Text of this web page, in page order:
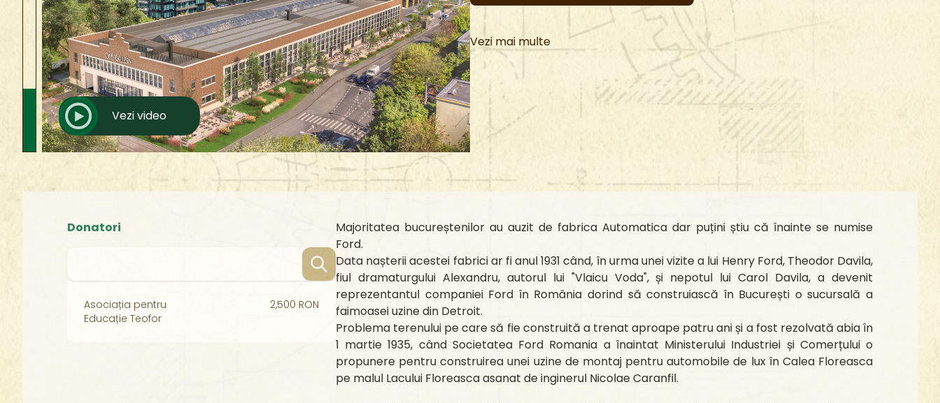
Vezi video
Vezi mai multe
Donatori
Asociația pentru
Educație Teofor
2,500 RON
Majoritatea bucureștenilor au auzit de fabrica Automatica dar puțini știu că înainte se numise
Ford.
Data nașterii acestei fabrici ar fi anul 1931 când, în urma unei vizite a lui Henry Ford, Theodor Davila,
fiul dramaturgului Alexandru, autorul lui "Vlaicu Voda", și nepotul lui Carol Davila, a devenit
reprezentantul companiei Ford în România dorind să construiască în București o sucursală a
faimoasei uzine din Detroit.
Problema terenului pe care să fie construită a trenat aproape patru ani și a fost rezolvată abia în
1 martie 1935, când Societatea Ford Romania a înaintat Ministerului Industriei și Comerțului o
propunere pentru construirea unei uzine de montaj pentru automobile de lux în Calea Floreasca
pe malul Lacului Floreasca asanat de inginerul Nicolae Caranfil.